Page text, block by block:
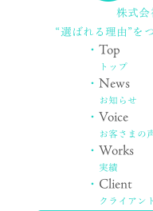
株式
“選ばれる理由”を
・Top
トップ
・News
お知らせ
・Voice
お客さまの
・Works
実績
・ Client
クライアント